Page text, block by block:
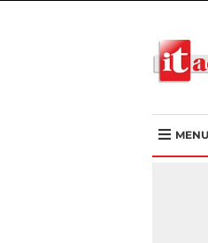
MENU